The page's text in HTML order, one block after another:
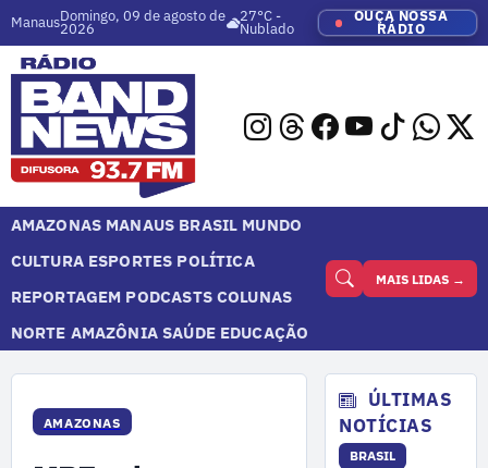
ManausDomingo, 09 de agosto de
2026
27°C -
Nublado
OUÇA NOSSA
RÁDIO
AMAZONAS MANAUS BRASIL MUNDO
CULTURA ESPORTES POLÍTICA
REPORTAGEM PODCASTS COLUNAS
NORTE AMAZÔNIA SAÚDE EDUCAÇÃO
MAIS LIDAS →
AMAZONAS
ÚLTIMAS
NOTÍCIAS
BRASIL